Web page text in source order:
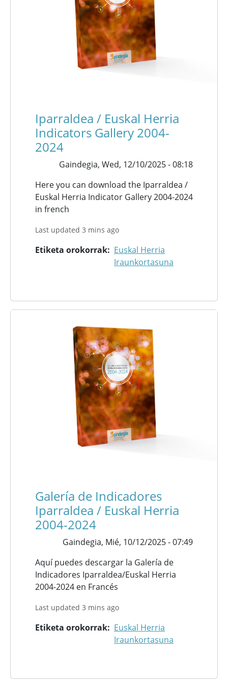
Iparraldea / Euskal Herria
Indicators Gallery 2004-
2024
Gaindegia, Wed, 12/10/2025 - 08:18
Here you can download the Iparraldea /
Euskal Herria Indicator Gallery 2004-2024
in french
Last updated 3 mins ago
Etiketa orokorrak
Euskal Herria
Iraunkortasuna
Galería de Indicadores
Iparraldea / Euskal Herria
2004-2024
Gaindegia, Mié, 10/12/2025 - 07:49
Aquí puedes descargar la Galería de
Indicadores Iparraldea/Euskal Herria
2004-2024 en Francés
Last updated 3 mins ago
Etiketa orokorrak
Euskal Herria
Iraunkortasuna